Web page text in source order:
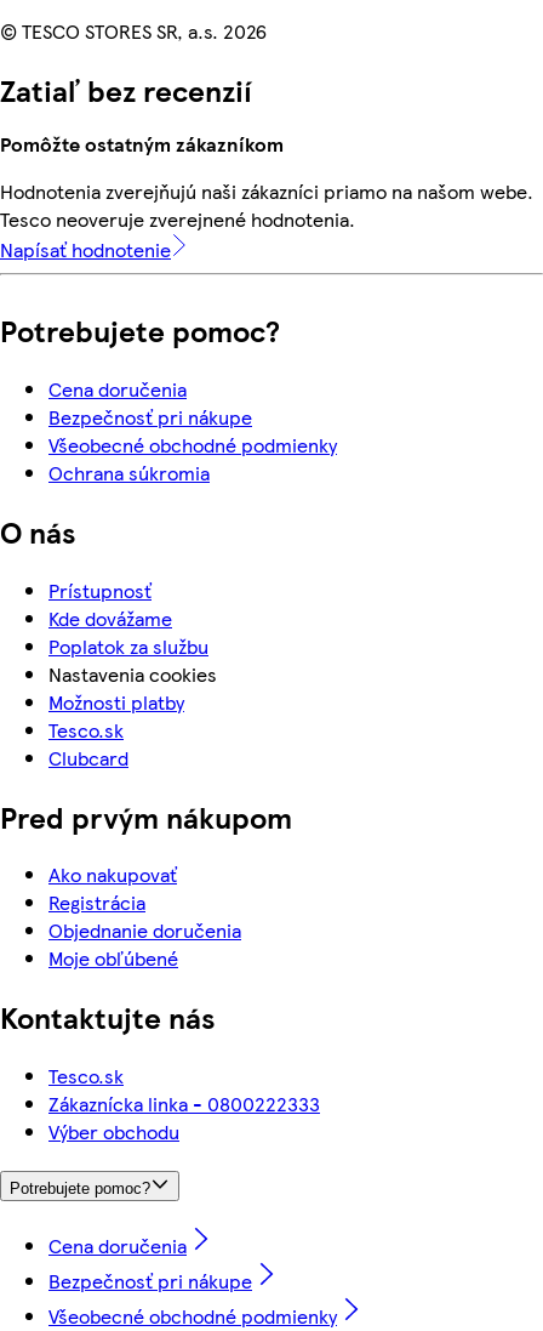
© TESCO STORES SR, a.s. 2026
Zatiaľ bez recenzií
Pomôžte ostatným zákazníkom
Hodnotenia zverejňujú naši zákazníci priamo na našom webe.
Tesco neoveruje zverejnené hodnotenia.
Napísať hodnotenie
Potrebujete pomoc?
Cena doručenia
Bezpečnosť pri nákupe
Všeobecné obchodné podmienky
Ochrana súkromia
O nás
Prístupnosť
Kde dovážame
Poplatok za službu
Nastavenia cookies
Možnosti platby
Tesco.sk
Clubcard
Pred prvým nákupom
Ako nakupovať
Registrácia
Objednanie doručenia
Moje obľúbené
Kontaktujte nás
Tesco.sk
Zákaznícka linka - 0800222333
Výber obchodu
Potrebujete pomoc?
Cena doručenia
Bezpečnosť pri nákupe
Všeobecné obchodné podmienky